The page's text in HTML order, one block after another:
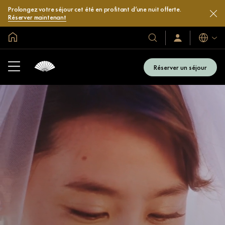
Prolongez votre séjour cet été en profitant d’une nuit offerte.
Réserver maintenant
Nos
hôtels
et
complexes
Identification/
Langues
Réserver un séjour